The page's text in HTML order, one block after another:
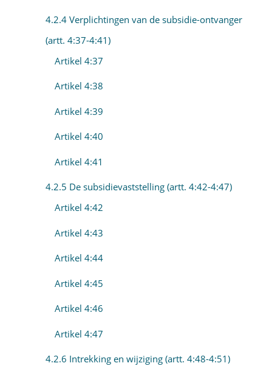
4.2.4 Verplichtingen van de subsidie-ontvanger
(artt. 4:37-4:41)
Artikel 4:37
Artikel 4:38
Artikel 4:39
Artikel 4:40
Artikel 4:41
4.2.5 De subsidievaststelling (artt. 4:42-4:47)
Artikel 4:42
Artikel 4:43
Artikel 4:44
Artikel 4:45
Artikel 4:46
Artikel 4:47
4.2.6 Intrekking en wijziging (artt. 4:48-4:51)